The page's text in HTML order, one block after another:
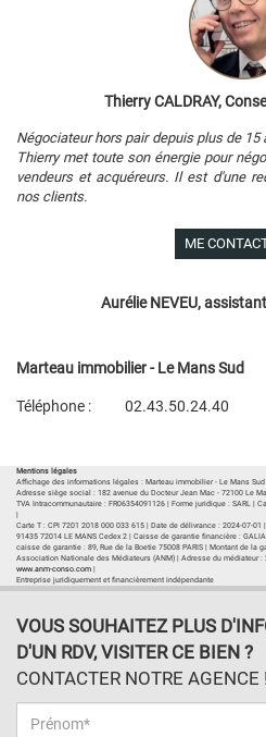
Thierry CALDRAY,
Négociateur hors pair depuis plus de 15
Thierry met toute son énergie pour
vendeurs et acquéreurs. Il est d'une
nos clients.
ME
Aurélie NEVEU,
Marteau immobilier - Le Mans Sud
Téléphone :
02.43.50.24.40
Mentions légales
Affichage des informations légales : Marteau immobilier - Le Mans Sud |
Adresse siège social : 182 avenue du Docteur Jean Mac - 72100 Le
TVA Intracommunautaire : FR06354091126 | Forme juridique : SARL |
Carte T : CPI 7201 2018 000 033 615 | Date de délivrance : 2024-07-
91435 72014 LE MANS Cedex 2 | Caisse de garantie financière :
caisse de garantie : 89, Rue de la Boetie 75008 PARIS | Montant de la
Association Nationale des Médiateurs (ANM) | Adresse du médiateur :
www.anm-conso.com
Entreprise juridiquement et financièrement indépendante
VOUS SOUHAITEZ PLUS
D'UN RDV, VISITER CE BIEN ?
CONTACTER NOTRE AGENCE